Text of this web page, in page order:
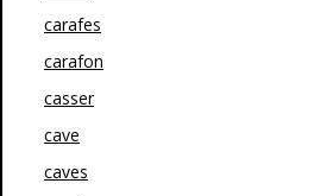
carafes
carafon
casser
cave
caves